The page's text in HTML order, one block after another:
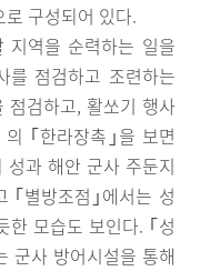
로 구성되어 있다.
지역을 순력하는 일을
를 점검하고 조련하는
점검하고, 활쏘기 행사
｢한라장촉｣을 보면
과 해안 군사 주둔지
｢별방조점｣에서는 성
한 모습도 보인다. ｢성
군사 방어시설을 통해